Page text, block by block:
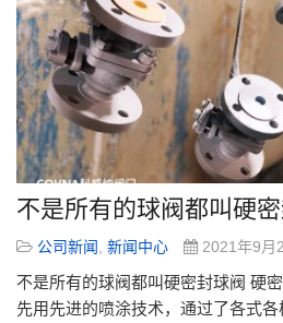
不是所有的球阀都叫硬
公司新闻 新闻中心 2021年9月
不是所有的球阀都叫硬密封球阀 硬
先用先进的喷涂技术，通过了各式各